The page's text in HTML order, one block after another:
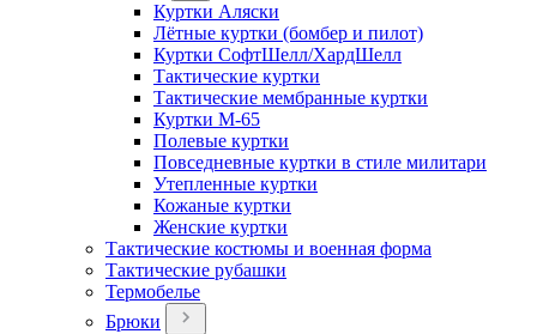
Куртки Аляски
Лётные куртки (бомбер и пилот)
Куртки СофтШелл/ХардШелл
Тактические куртки
Тактические мембранные куртки
Куртки М-65
Полевые куртки
Повседневные куртки в стиле милитари
Утепленные куртки
Кожаные куртки
Женские куртки
Тактические костюмы и военная форма
Тактические рубашки
Термобелье
Брюки